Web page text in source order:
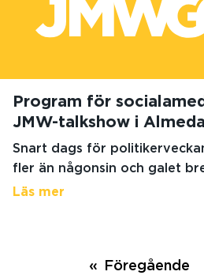
Program för
JMW-talkshow i
Snart dags för
fler än någonsin och galet
Läs mer
Föregående